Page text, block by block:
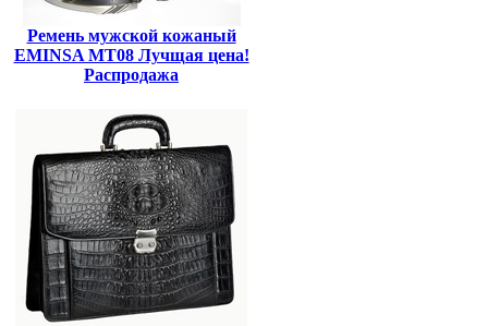
Ремень мужской кожаный
EMINSA MT08 Лучщая цена!
Распродажа